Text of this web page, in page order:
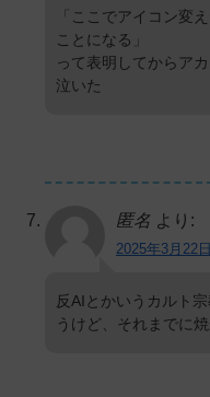
「ここでアイコン変
ことになる」
って表明してからア
泣いた
匿名 より:
2025年3月22
反AIとかいうカルト
うけど、それまでに